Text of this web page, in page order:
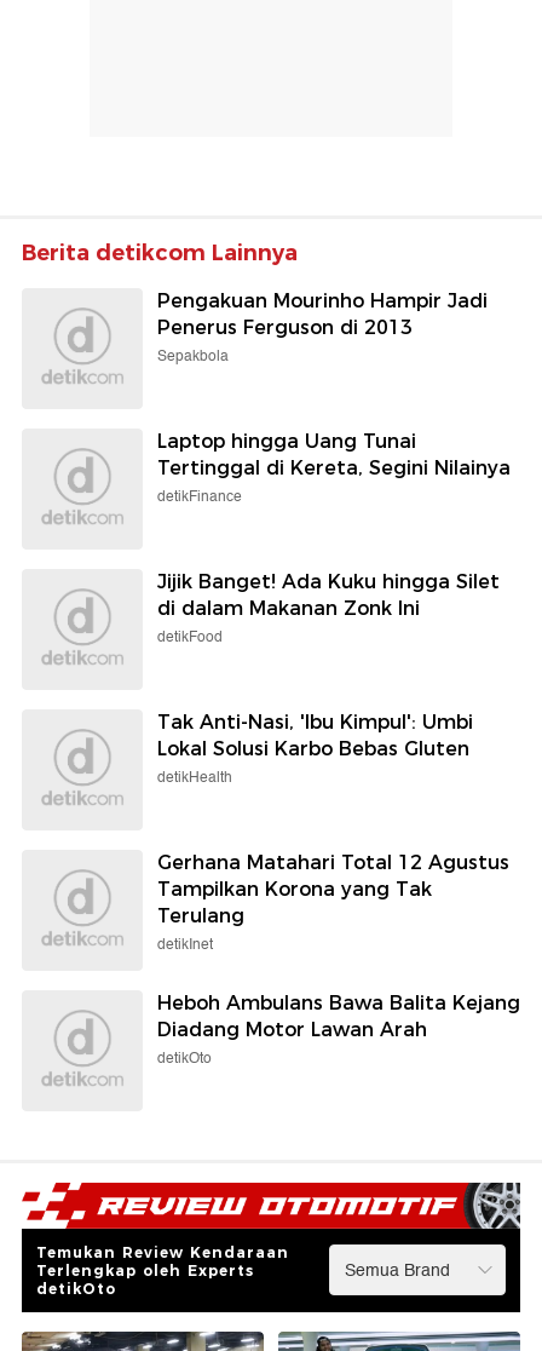
Berita detikcom Lainnya
Pengakuan Mourinho Hampir Jadi
Penerus Ferguson di 2013
Sepakbola
Laptop hingga Uang Tunai
Tertinggal di Kereta, Segini Nilainya
detikFinance
Jijik Banget! Ada Kuku hingga Silet
di dalam Makanan Zonk Ini
detikFood
Tak Anti-Nasi, 'Ibu Kimpul': Umbi
Lokal Solusi Karbo Bebas Gluten
detikHealth
Gerhana Matahari Total 12 Agustus
Tampilkan Korona yang Tak
Terulang
detikInet
Heboh Ambulans Bawa Balita Kejang
Diadang Motor Lawan Arah
detikOto
Temukan Review Kendaraan
Terlengkap oleh Experts
detikOto